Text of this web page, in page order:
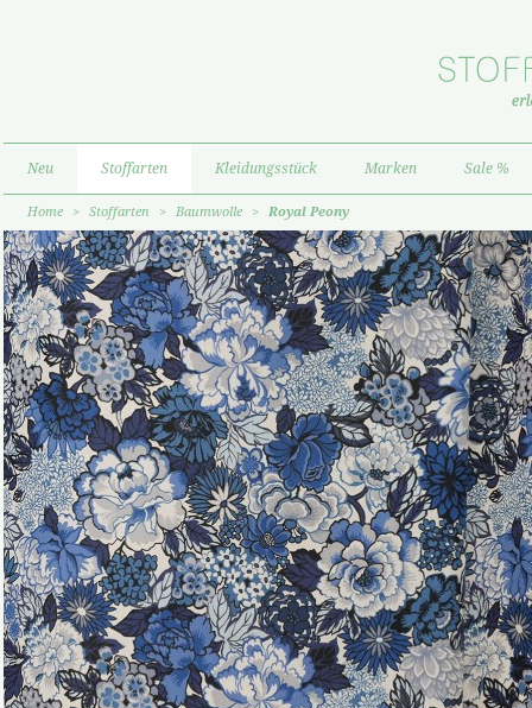
Neu Stoffarten Kleidungsstück Marken Sale %
Home > Stoffarten > Baumwolle > Royal Peony